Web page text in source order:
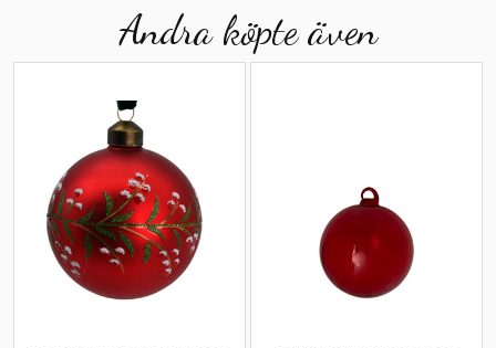
Andra köpte även